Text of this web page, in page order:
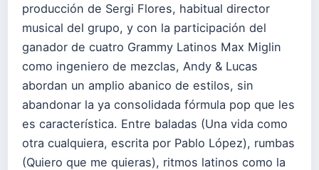
producción de Sergi Flores, habitual director
musical del grupo, y con la participación del
ganador de cuatro Grammy Latinos Max Miglin
como ingeniero de mezclas, Andy & Lucas
abordan un amplio abanico de estilos, sin
abandonar la ya consolidada fórmula pop que les
es característica. Entre baladas (Una vida como
otra cualquiera, escrita por Pablo López), rumbas
(Quiero que me quieras), ritmos latinos como la